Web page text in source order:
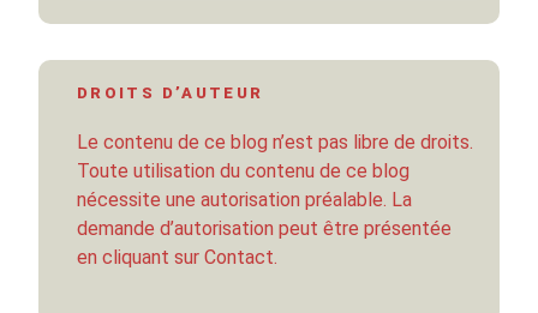
DROITS D’AUTEUR
Le contenu de ce blog n’est pas libre de droits.
Toute utilisation du contenu de ce blog
nécessite une autorisation préalable. La
demande d’autorisation peut être présentée
en cliquant sur Contact.